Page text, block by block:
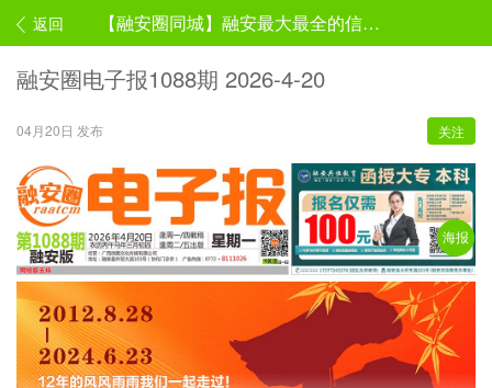
海报
返回 【融安圈同城】融安最大最全的信息平台头条
融安圈电子报1088期 2026-4-20
04月20日 发布 关注